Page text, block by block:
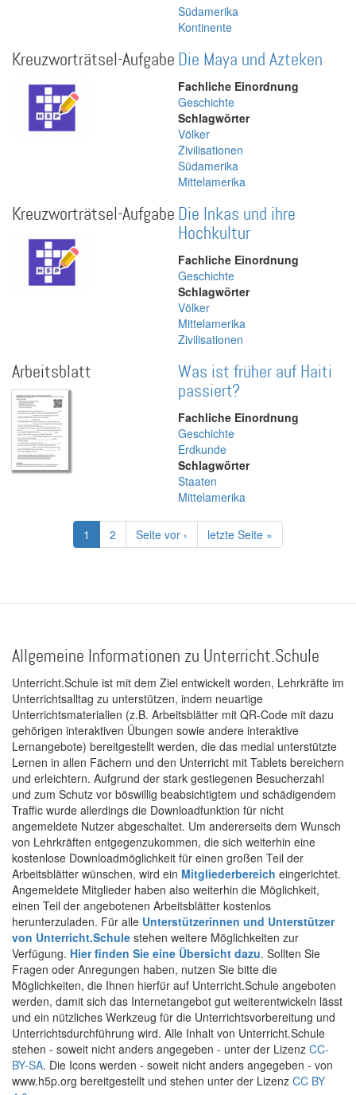
Südamerika
Kontinente
Kreuzworträtsel-Aufgabe Die Maya und Azteken
Fachliche Einordnung
Geschichte
Schlagwörter
Völker
Zivilisationen
Südamerika
Mittelamerika
Kreuzworträtsel-Aufgabe Die Inkas und ihre
Hochkultur
Fachliche Einordnung
Geschichte
Schlagwörter
Völker
Mittelamerika
Zivilisationen
Arbeitsblatt
Was ist früher auf Haiti
passiert?
Fachliche Einordnung
Geschichte
Erdkunde
Schlagwörter
Staaten
Mittelamerika
Seitennummerierung
Aktuelle
Seite
1 Page
2
Nächste
Seite
Seite vor ›
Letzte
Seite
letzte Seite »
Allgemeine Informationen zu Unterricht.Schule
Unterricht.Schule ist mit dem Ziel entwickelt worden, Lehrkräfte im
Unterrichtsalltag zu unterstützen, indem neuartige
Unterrichtsmaterialien (z.B. Arbeitsblätter mit QR-Code mit dazu
gehörigen interaktiven Übungen sowie andere interaktive
Lernangebote) bereitgestellt werden, die das medial unterstützte
Lernen in allen Fächern und den Unterricht mit Tablets bereichern
und erleichtern. Aufgrund der stark gestiegenen Besucherzahl
und zum Schutz vor böswillig beabsichtigtem und schädigendem
Traffic wurde allerdings die Downloadfunktion für nicht
angemeldete Nutzer abgeschaltet. Um andererseits dem Wunsch
von Lehrkräften entgegenzukommen, die sich weiterhin eine
kostenlose Downloadmöglichkeit für einen großen Teil der
Arbeitsblätter wünschen, wird ein Mitgliederbereich eingerichtet.
Angemeldete Mitglieder haben also weiterhin die Möglichkeit,
einen Teil der angebotenen Arbeitsblätter kostenlos
herunterzuladen. Für alle Unterstützerinnen und Unterstützer
von Unterricht.Schule stehen weitere Möglichkeiten zur
Verfügung. Hier finden Sie eine Übersicht dazu. Sollten Sie
Fragen oder Anregungen haben, nutzen Sie bitte die
Möglichkeiten, die Ihnen hierfür auf Unterricht.Schule angeboten
werden, damit sich das Internetangebot gut weiterentwickeln lässt
und ein nützliches Werkzeug für die Unterrichtsvorbereitung und
Unterrichtsdurchführung wird. Alle Inhalt von Unterricht.Schule
stehen - soweit nicht anders angegeben - unter der Lizenz CC-
BY-SA. Die Icons werden - soweit nicht anders angegeben - von
www.h5p.org bereitgestellt und stehen unter der Lizenz CC BY